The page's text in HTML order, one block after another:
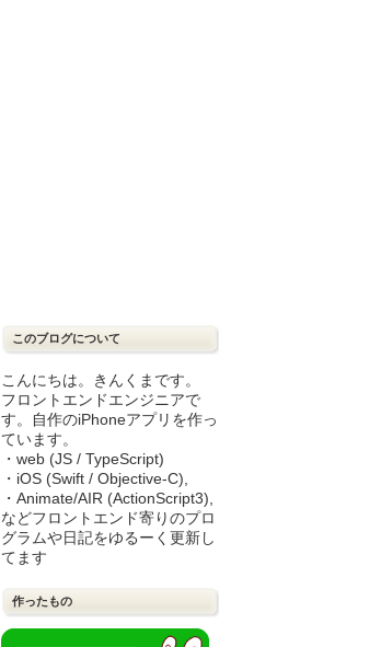
このブログについて
こんにちは。きんくまです。
フロントエンドエンジニアで
す。自作のiPhoneアプリを作っ
ています。
・web (JS / TypeScript)
・iOS (Swift / Objective-C),
・Animate/AIR (ActionScript3),
などフロントエンド寄りのプロ
グラムや日記をゆるーく更新し
てます
作ったもの